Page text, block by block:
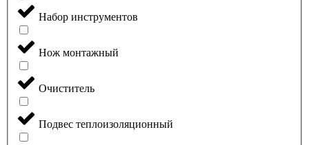
Набор инструментов
Нож монтажный
Очиститель
Подвес теплоизоляционный